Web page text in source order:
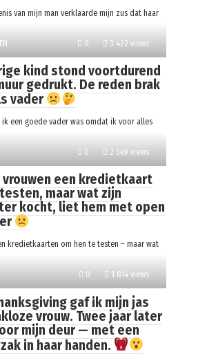
van mijn man verklaarde mijn zus dat haar
0 3 422 views
kind stond voortdurend
gedrukt. De reden brak
vader
ik een goede vader was omdat ik voor alles
0 2 549 views
vrouwen een kredietkaart
maar wat zijn
kocht, liet hem met open
kredietkaarten om hen te testen – maar wat
0 1 814 views
gaf ik mijn jas
vrouw. Twee jaar later
mijn deur — met een
in haar handen.